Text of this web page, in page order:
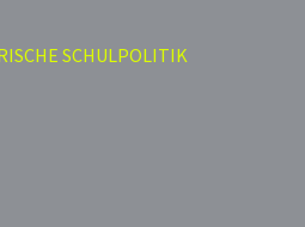
SCHULPOLITIK